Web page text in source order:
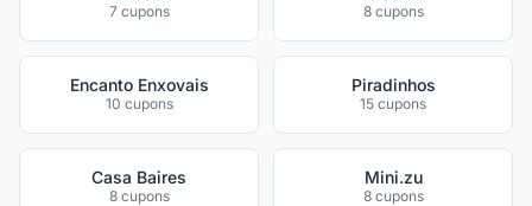
7 cupons 8 cupons
Encanto Enxovais
10 cupons
Piradinhos
15 cupons
Casa Baires
8 cupons
Mini.zu
8 cupons